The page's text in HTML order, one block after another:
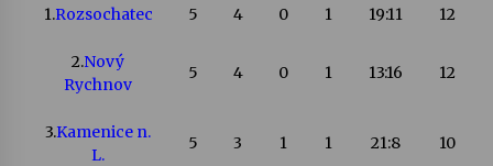
17. 7. 2026
1.Rozsochatec 5 4 0 1 19:11 12
2.Nový
Rychnov
5 4 0 1 13:16 12
3.Kamenice n.
L.
5 3 1 1 21:8 10